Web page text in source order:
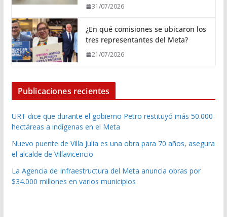
31/07/2026
¿En qué comisiones se ubicaron los
tres representantes del Meta?
21/07/2026
Publicaciones recientes
URT dice que durante el gobierno Petro restituyó más 50.000
hectáreas a indígenas en el Meta
Nuevo puente de Villa Julia es una obra para 70 años, asegura
el alcalde de Villavicencio
La Agencia de Infraestructura del Meta anuncia obras por
$34.000 millones en varios municipios